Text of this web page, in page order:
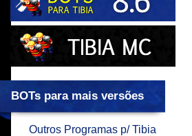
BOTs para mais versões
Outros Programas p/ Tibia